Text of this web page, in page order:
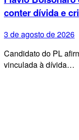
conter dívida e
3 de agosto de 2026
Candidato do PL
vinculada à dívida…